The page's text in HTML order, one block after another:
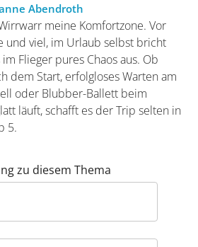
Abendroth
meine Komfortzone. Vor
und viel, im Urlaub selbst bricht
Flieger pures Chaos aus. Ob
dem Start, erfolgloses Warten am
oder Blubber-Ballett beim
läuft, schafft es der Trip selten in
5.
zu diesem Thema